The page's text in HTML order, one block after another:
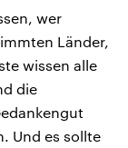
wer
Länder,
wissen alle
die
Und es sollte